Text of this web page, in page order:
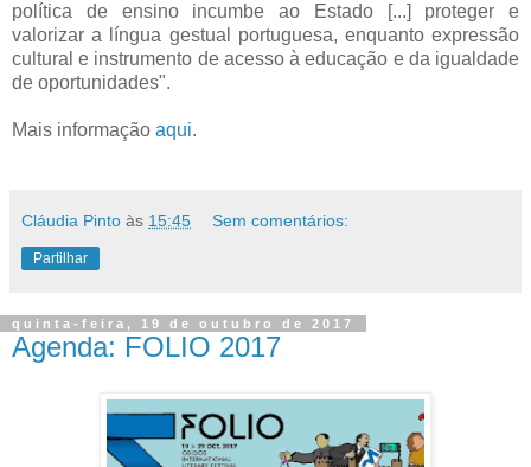
política de ensino incumbe ao Estado [...] proteger e
valorizar a língua gestual portuguesa, enquanto expressão
cultural e instrumento de acesso à educação e da igualdade
de oportunidades".
Mais informação aqui.
Cláudia Pinto às 15:45 Sem comentários:
Partilhar
quinta-feira, 19 de outubro de 2017
Agenda: FOLIO 2017